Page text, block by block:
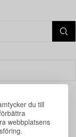
du till
webbplatsens